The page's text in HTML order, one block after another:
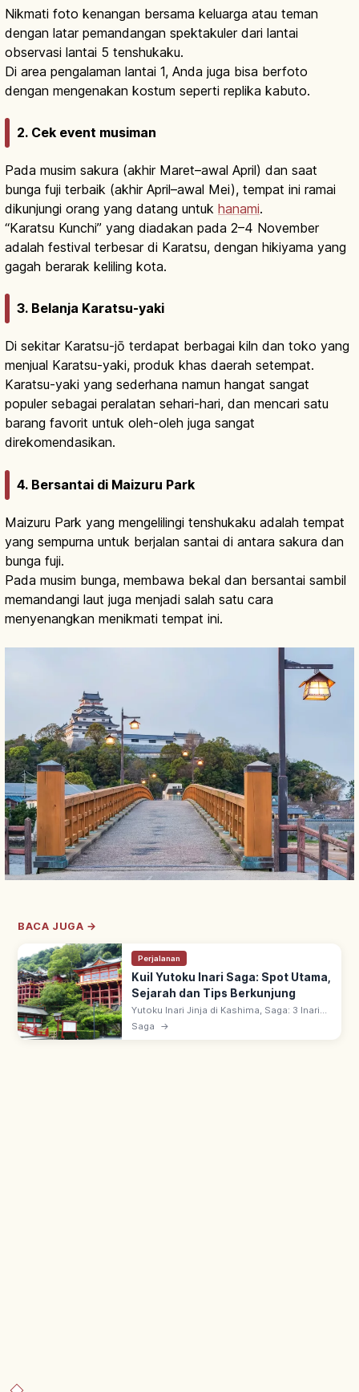
Nikmati foto kenangan bersama keluarga atau teman
dengan latar pemandangan spektakuler dari lantai
observasi lantai 5 tenshukaku.
Di area pengalaman lantai 1, Anda juga bisa berfoto
dengan mengenakan kostum seperti replika kabuto.
2. Cek event musiman
Pada musim sakura (akhir Maret–awal April) dan saat
bunga fuji terbaik (akhir April–awal Mei), tempat ini ramai
dikunjungi orang yang datang untuk hanami.
“Karatsu Kunchi” yang diadakan pada 2–4 November
adalah festival terbesar di Karatsu, dengan hikiyama yang
gagah berarak keliling kota.
3. Belanja Karatsu-yaki
Di sekitar Karatsu-jō terdapat berbagai kiln dan toko yang
menjual Karatsu-yaki, produk khas daerah setempat.
Karatsu-yaki yang sederhana namun hangat sangat
populer sebagai peralatan sehari-hari, dan mencari satu
barang favorit untuk oleh-oleh juga sangat
direkomendasikan.
4. Bersantai di Maizuru Park
Maizuru Park yang mengelilingi tenshukaku adalah tempat
yang sempurna untuk berjalan santai di antara sakura dan
bunga fuji.
Pada musim bunga, membawa bekal dan bersantai sambil
memandangi laut juga menjadi salah satu cara
menyenangkan menikmati tempat ini.
BACA JUGA →
Perjalanan
Kuil Yutoku Inari Saga: Spot Utama,
Sejarah dan Tips Berkunjung
Yutoku Inari Jinja di Kashima, Saga: 3 Inari
Terbesar Jepang bersama Fushimi Inari &
Kasama Inari. Didirikan 1687 oleh istri
Saga →